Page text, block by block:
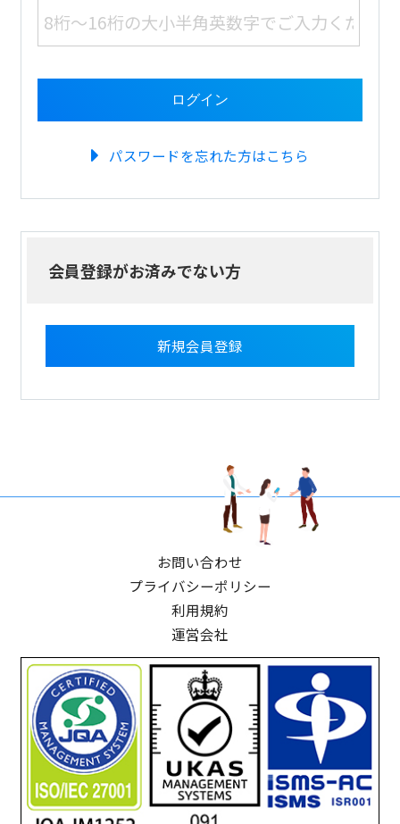
パスワードを忘れた方はこちら
会員登録がお済みでない方
新規会員登録
お問い合わせ
プライバシーポリシー
利用規約
運営会社